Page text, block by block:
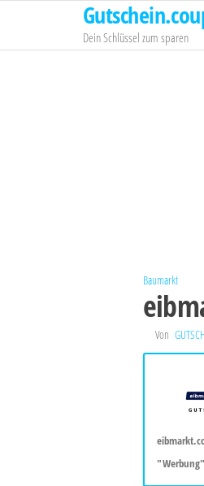
springen
Dein Schlüssel zum sparen
Baumarkt
Von
"Werbung"